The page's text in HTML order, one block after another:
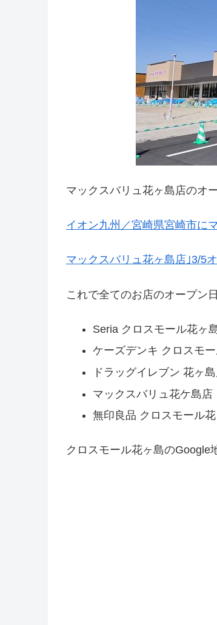
マックスバリュ花ヶ島店のオ
イオン九州／宮崎県宮崎市に
マックスバリュ花ヶ島店｣3/5
これで全てのお店のオープン
Seria クロスモール花ヶ
ケーズデンキ クロスモ
ドラッグイレブン 花ヶ
マックスバリュ花ケ島
無印良品 クロスモール
クロスモール花ヶ島のGoogle